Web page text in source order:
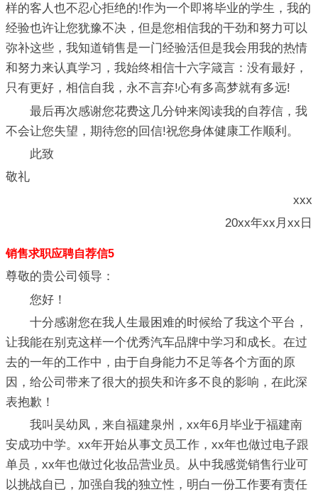
样的客人也不忍心拒绝的!作为一个即将毕业的学生，我的
经验也许让您犹豫不决，但是您相信我的干劲和努力可以
弥补这些，我知道销售是一门经验活但是我会用我的热情
和努力来认真学习，我始终相信十六字箴言：没有最好，
只有更好，相信自我，永不言弃!心有多高梦就有多远!
最后再次感谢您花费这几分钟来阅读我的自荐信，我
不会让您失望，期待您的回信!祝您身体健康工作顺利。
此致
敬礼
xxx
20xx年xx月xx日
销售求职应聘自荐信5
尊敬的贵公司领导：
您好！
十分感谢您在我人生最困难的时候给了我这个平台，
让我能在别克这样一个优秀汽车品牌中学习和成长。在过
去的一年的工作中，由于自身能力不足等各个方面的原
因，给公司带来了很大的损失和许多不良的影响，在此深
表抱歉！
我叫吴幼凤，来自福建泉州，xx年6月毕业于福建南
安成功中学。xx年开始从事文员工作，xx年也做过电子跟
单员，xx年也做过化妆品营业员。从中我感觉销售行业可
以挑战自已，加强自我的独立性，明白一份工作要有责任